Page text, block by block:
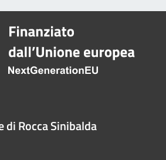
di Rocca Sinibalda